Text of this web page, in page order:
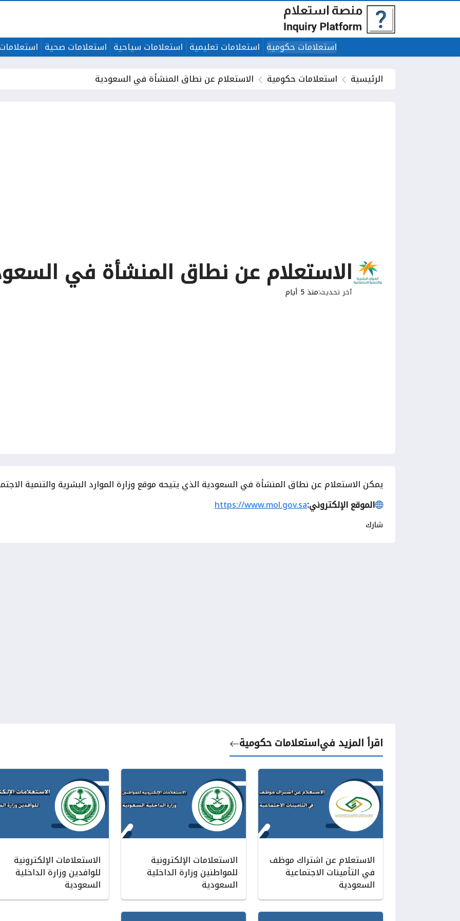
استعلامات حكومية استعلامات تعليمية استعلامات سياحية استعلامات صحية
الرئيسية
استعلامات حكومية الاستعلام عن نطاق المنشأة في السعودية
الاستعلام عن نطاق المنشأة في
آخر تحديثمنذ 5 أيام
يمكن الاستعلام عن نطاق المنشأة في السعودية الذي يتيحه موقع وزارة الموارد البشرية والتنمية
الموقع الإلكتروني:https://www.mol.gov.sa
شارك
اقرأ المزيد فياستعلامات حكومية
الاستعلام عن اشتراك موظف
في التأمينات الاجتماعية
السعودية
الاستعلامات الإلكترونية
للمواطنين وزارة الداخلية
السعودية
الاستعلامات الإلكترونية
للوافدين وزارة الداخلية
السعودية